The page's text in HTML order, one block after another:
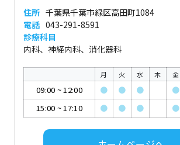
住所 千葉県千葉市緑区高田町1084
電話 043-291-8591
診療科目
内科、神経内科、消化器科
月 火 水 木 金
09:00 ~12:00 ● ● ● ●
15:00 ~17:10 ● ● ● ●